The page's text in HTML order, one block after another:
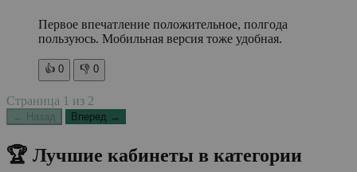
Первое впечатление положительное, полгода
пользуюсь. Мобильная версия тоже удобная.
👍 0 👎 0
Страница 1 из 2
← Назад Вперед →
🏆 Лучшие кабинеты в категории